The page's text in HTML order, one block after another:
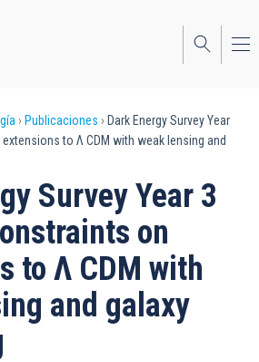
Publicaciones
Dark Energy Survey Year
to Λ CDM with weak lensing and
Survey Year 3
on
to Λ CDM with
and galaxy